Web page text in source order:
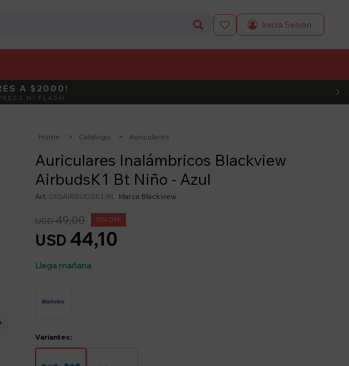

ACTIVÁ EL CÓDIGO
A $2000!
NI FLASH
Home Catálogo Auriculares
Auriculares Inalámbricos Blackview
AirbudsK1 Bt Niño - Azul
DIGAIRBUDSK1-BL Blackview
USD 44,10
USD49,00 10
Llega mañana
Variantes: